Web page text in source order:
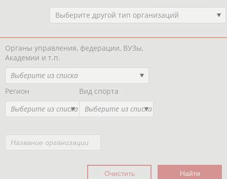
Выберите другой тип организаций
Органы управления, федерации, ВУЗы,
Академии и т.п.
Выберите из списка
Регион
Выберите из списка
Вид спорта
Выберите из списка